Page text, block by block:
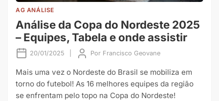
AG ANÁLISE
Análise da Copa do Nordeste 2025
– Equipes, Tabela e onde assistir
20/01/2025 Por Francisco Geovane
Mais uma vez o Nordeste do Brasil se mobiliza em
torno do futebol! As 16 melhores equipes da região
se enfrentam pelo topo na Copa do Nordeste!